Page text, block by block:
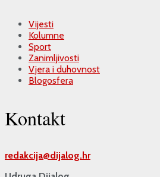
Vijesti
Kolumne
Sport
Zanimljivosti
Vjera i duhovnost
Blogosfera
Kontakt
redakcija@dijalog.hr